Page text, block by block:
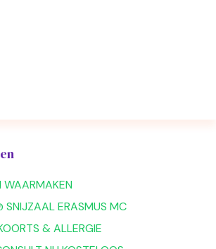
WAARMAKEN
SNIJZAAL ERASMUS MC
& ALLERGIE